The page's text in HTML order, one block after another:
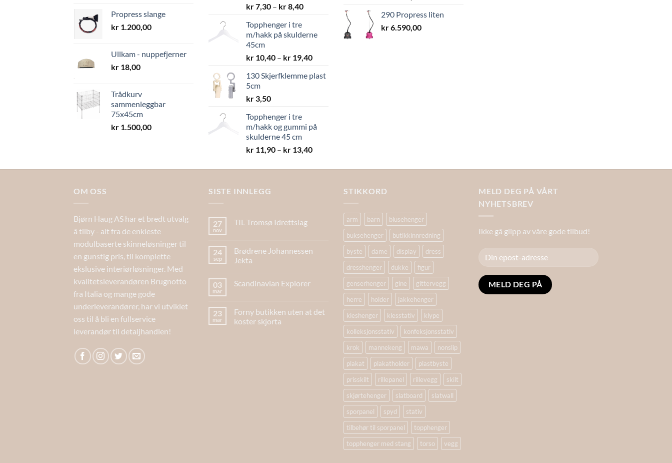
Propress slange
kr 1.200,00
Ullkam - nuppefjerner
kr 18,00
Trådkurv
sammenleggbar
75x45cm
kr 1.500,00
kr7,30 – kr8,40Prisområde:
kr 8,40
Topphenger i tre
m/hakk på skulderne
45cm
kr 10,40 – kr 19,40Prisområde:
til
130 Skjerfklemme plast
5cm
kr 3,50
Topphenger i tre
m/hakk og gummi på
skulderne 45 cm
kr 11,90 – kr 13,40Prisområde:
til
290 Propress liten
kr6.590,00
OM OSS
Bjørn Haug AS har et bredt utvalg
å tilby - alt fra de enkleste
modulbaserte skinneløsninger til
en gunstig pris, til komplette
ekslusive interiørløsninger. Med
kvalitetsleverandøren Brugnotto
fra Italia og mange gode
underleverandører, har vi utviklet
oss til å bli en fullservice
leverandør til detaljhandlen!
SISTE INNLEGG
27
nov
TIL Tromsø Idrettslag
24
sep
Brødrene Johannessen
Jekta
03
mar
Scandinavian Explorer
23
mar
Forny butikken uten at det
koster skjorta
STIKKORD
arm barn
blusehenger
buksehenger
butikkinnredning
byste
dame display
dress
dresshenger
dukke
figur
genserhenger
gine
gittervegg
herre
holder
jakkehenger
kleshenger
klesstativ
klype
kolleksjonsstativ
konfeksjonsstativ
krok
mannekeng mawa
nonslip
plakat
plakatholder
plastbyste
prisskilt
rillepanel rillevegg
skilt
skjørtehenger
slatboard
slatwall
sporpanel
spyd
stativ
tilbehør til sporpanel
topphenger
topphenger med stang
torso vegg
MELD DEG PÅ VÅRT
NYHETSBREV
Ikke gå glipp av våre gode tilbud!